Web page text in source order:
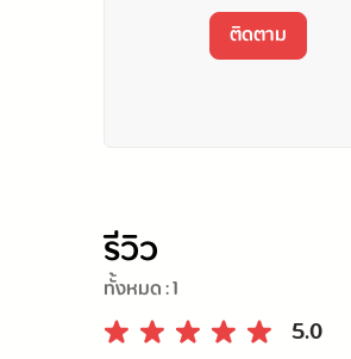
ติดตาม
รีวิว
ทั้งหมด :1
5.0